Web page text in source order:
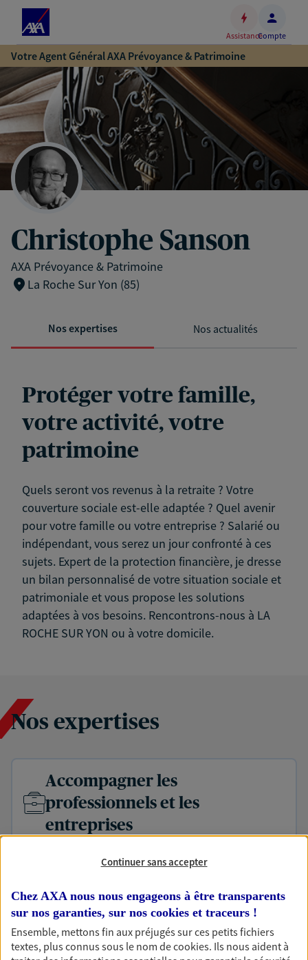
Accéder
au
contenu
principal
Accéder
au
pied
de
page
AssistanceCompte
Votre Agent Général AXA Prévoyance & Patrimoine
Christophe Sanson
AXA Prévoyance & Patrimoine
La Roche Sur Yon (85)
Nos expertises Nos actualités
Protéger votre famille,
votre activité, votre
patrimoine
Quels seront vos revenus à la retraite ? Votre
couverture sociale est-elle adaptée ? Quel avenir
pour votre famille ou votre entreprise ? Salarié ou
indépendant, vous serez un jour confronté à ces
sujets. Expert de la protection financière, je dresse
un bilan personnalisé de votre situation sociale et
patrimoniale et vous propose les solutions
adaptées à vos besoins. Rencontrons-nous à LA
ROCHE SUR YON ou à votre domicile.
Nos expertises
Accompagner les
professionnels et les
entreprises
bâtissons ensemble des solutions cohérentes pour
vous-même et votre famille.
Accompagner vos projets de
Continuer sans accepter
Chez AXA nous nous engageons à être transparents
sur nos garanties, sur nos cookies et traceurs !
Ensemble, mettons fin aux préjugés sur ces petits fichiers
textes, plus connus sous le nom decookies. Ils nous aident à